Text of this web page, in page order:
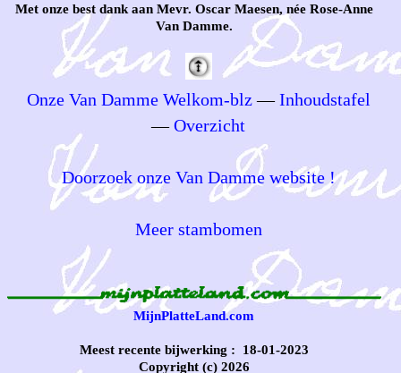
Met onze best dank aan Mevr. Oscar Maesen, née Rose-Anne
Van Damme.
Onze Van Damme Welkom-blz—Inhoudstafel
—Overzicht
Doorzoek onze Van Damme website !
Meer stambomen
MijnPlatteLand.com
Meest recente bijwerking : 18-01-2023
Copyright (c) 2026